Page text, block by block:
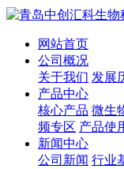
网站首页
公司概况
关于我们 发展
产品中心
核心产品 微生
频专区 产品使
新闻中心
公司新闻 行业